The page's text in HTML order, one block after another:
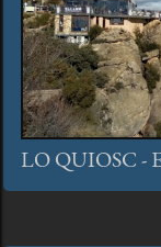
LO QUIOSC -